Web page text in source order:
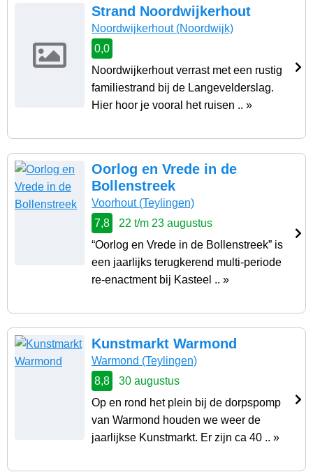
Strand Noordwijkerhout
Noordwijkerhout(Noordwijk)
0,0
Noordwijkerhout verrast met een rustig
familiestrand bij de Langevelderslag.
Hier hoor je vooral het ruisen .. »
Oorlog en Vrede in de
Bollenstreek
Voorhout(Teylingen)
7,8
22 t/m 23 augustus
“Oorlog en Vrede in de Bollenstreek” is
een jaarlijks terugkerend multi-periode
re-enactment bij Kasteel .. »
Kunstmarkt Warmond
Warmond (Teylingen)
8,8
30 augustus
Op en rond het plein bij de dorpspomp
van Warmond houden we weer de
jaarlijkse Kunstmarkt. Er zijn ca 40 .. »